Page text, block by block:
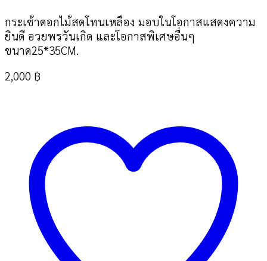
กระเช้าดอกไม้สดโทนเหลือง มอบในโอกาสแสดงความ
ยินดี อวยพรวันเกิด และโอกาสพิเศษอื่นๆ
ขนาด25*35CM.
2,000 ฿